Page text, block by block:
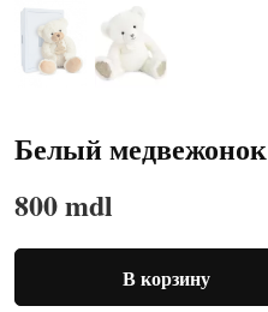
Белый медвежонок
800 mdl
В корзину